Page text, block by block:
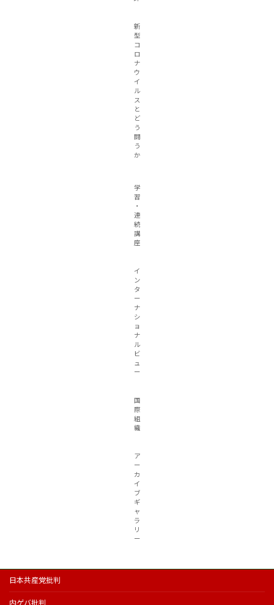
新
型
コ
ロ
ナ
ウ
イ
ル
ス
と
ど
う
闘
う
か
学
習
・
連
続
講
座
イ
ン
タ
ー
ナ
シ
ョ
ナ
ル
ビ
ュ
ー
国
際
組
織
ア
ー
カ
イ
ブ
ギ
ャ
ラ
リ
ー
日本共産党批判
内ゲバ批判